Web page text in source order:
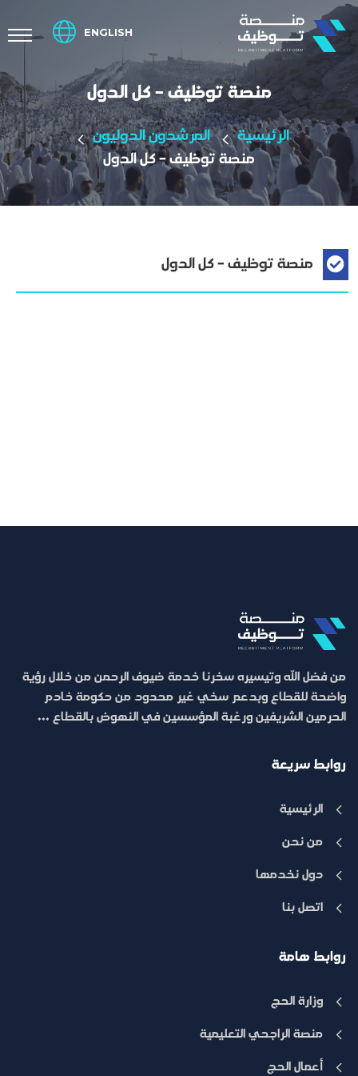
ENGLISH
منصة توظيف - كل الدول
الرئيسية
المرشدون الدوليون
منصة توظيف - كل الدول
منصة توظيف - كل الدول
من فضل الله وتيسيره سخرنا خدمة ضيوف الرحمن من خلال رؤية
واضحة للقطاع وبدعم سخي غير محدود من حكومة خادم
الحرمين الشريفين ورغبة المؤسسين في النهوض بالقطاع ...
روابط سريعة
الرئيسية
من نحن
دول نخدمها
اتصل بنا
روابط هامة
وزارة الحج
منصة الراجحي التعليمية
أعمال الحج